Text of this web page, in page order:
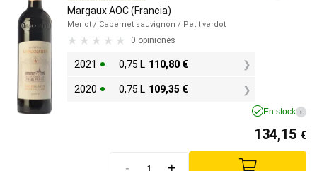
Margaux AOC (Francia)
Merlot / Cabernet sauvignon / Petit verdot
0 opiniones
2021 0,75 L 110,80 €
2020 0,75 L 109,35 €
En stock i
134,15 €
- +